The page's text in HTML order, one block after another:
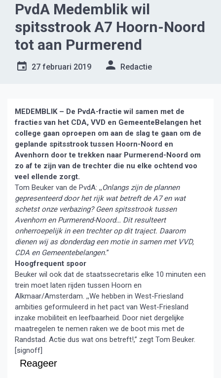
PvdA Medemblik wil
spitsstrook A7 Hoorn-Noord
tot aan Purmerend
27 februari 2019 Redactie
MEDEMBLIK – De PvdA-fractie wil samen met de
fracties van het CDA, VVD en GemeenteBelangen het
college gaan oproepen om aan de slag te gaan om de
geplande spitsstrook tussen Hoorn-Noord en
Avenhorn door te trekken naar Purmerend-Noord om
zo af te zijn van de trechter die nu elke ochtend voo
veel ellende zorgt.
Tom Beuker van de PvdA: ,,Onlangs zijn de plannen
gepresenteerd door het rijk wat betreft de A7 en wat
schetst onze verbazing? Geen spitsstrook tussen
Avenhorn en Purmerend-Noord… Dit resulteert
onherroepelijk in een trechter op dit traject. Daarom
dienen wij as donderdag een motie in samen met VVD,
CDA en Gemeentebelangen.”
Hoogfrequent spoor
Beuker wil ook dat de staatssecretaris elke 10 minuten een
trein moet laten rijden tussen Hoorn en
Alkmaar/Amsterdam. ,,We hebben in West-Friesland
ambities geformuleerd in het pact van West-Friesland
inzake mobiliteit en leefbaarheid. Door niet dergelijke
maatregelen te nemen raken we de boot mis met de
Randstad. Actie dus wat ons betreft!,” zegt Tom Beuker.
[signoff]
Reageer